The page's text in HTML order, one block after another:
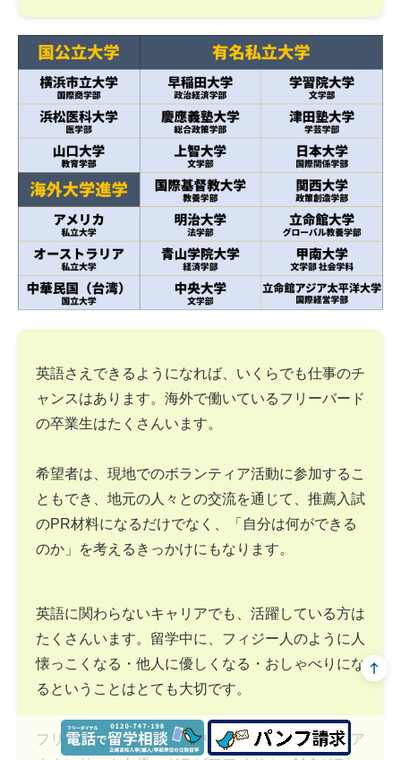
英語さえできるようになれば、いくらでも仕事のチ
ャンスはあります。海外で働いているフリーバード
の卒業生はたくさんいます。
希望者は、現地でのボランティア活動に参加するこ
ともでき、地元の人々との交流を通じて、推薦入試
のPR材料になるだけでなく、「自分は何ができる
のか」を考えるきっかけにもなります。
英語に関わらないキャリアでも、活躍している方は
たくさんいます。留学中に、フィジー人のように人
懐っこくなる・他人に優しくなる・おしゃべりにな
るということはとても大切です。
フリーバードの卒業生の中には、テレビ局の女子ア